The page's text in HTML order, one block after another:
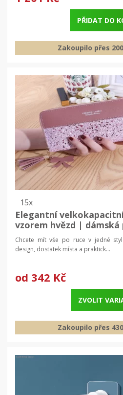
PŘIDAT DO
Zakoupilo přes
15x
Elegantní
vzorem hvězd | dámská
peněženka na mobil
Chcete mít vše po ruce v jedné
design, dostatek místa a praktick...
od 342 Kč
ZVOLIT
Zakoupilo přes